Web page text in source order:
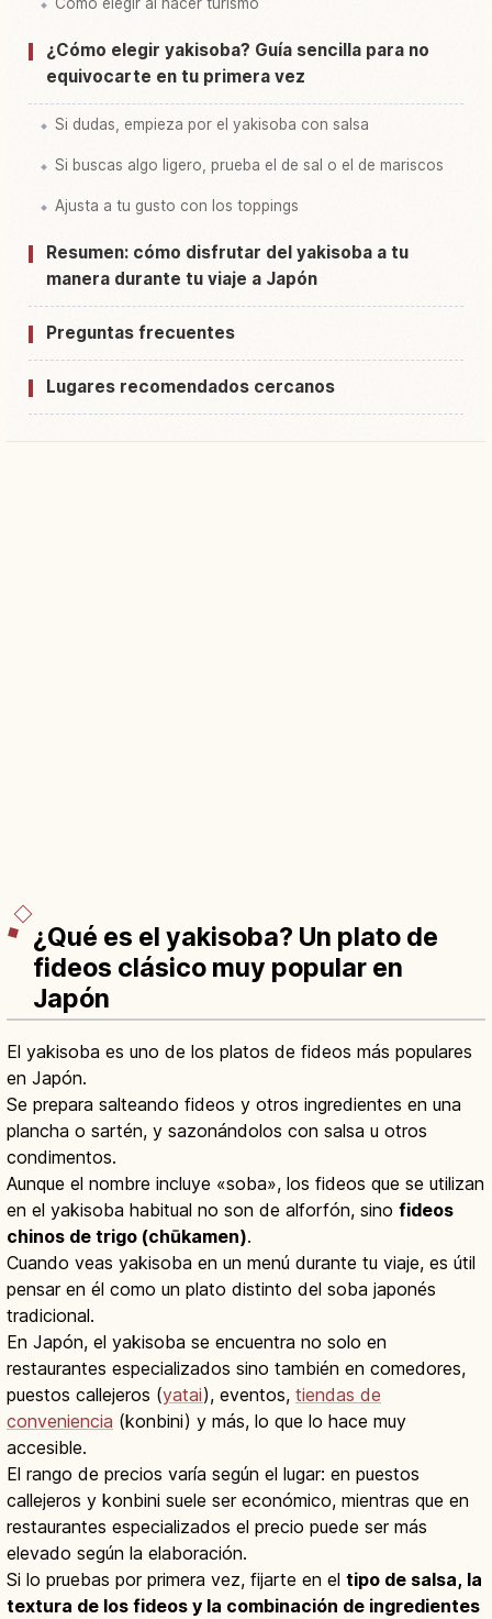
Cómo elegir al hacer turismo
¿Cómo elegir yakisoba? Guía sencilla para no
equivocarte en tu primera vez
Si dudas, empieza por el yakisoba con salsa
Si buscas algo ligero, prueba el de sal o el de mariscos
Ajusta a tu gusto con los toppings
Resumen: cómo disfrutar del yakisoba a tu
manera durante tu viaje a Japón
Preguntas frecuentes
Lugares recomendados cercanos
¿Qué es el yakisoba? Un plato de
fideos clásico muy popular en
Japón
El yakisoba es uno de los platos de fideos más populares
en Japón.
Se prepara salteando fideos y otros ingredientes en una
plancha o sartén, y sazonándolos con salsa u otros
condimentos.
Aunque el nombre incluye «soba», los fideos que se utilizan
en el yakisoba habitual no son de alforfón, sino fideos
chinos de trigo (chūkamen).
Cuando veas yakisoba en un menú durante tu viaje, es útil
pensar en él como un plato distinto del soba japonés
tradicional.
En Japón, el yakisoba se encuentra no solo en
restaurantes especializados sino también en comedores,
puestos callejeros (yatai), eventos, tiendas de
conveniencia (konbini) y más, lo que lo hace muy
accesible.
El rango de precios varía según el lugar: en puestos
callejeros y konbini suele ser económico, mientras que en
restaurantes especializados el precio puede ser más
elevado según la elaboración.
Si lo pruebas por primera vez, fijarte en el tipo de salsa, la
textura de los fideos y la combinación de ingredientes